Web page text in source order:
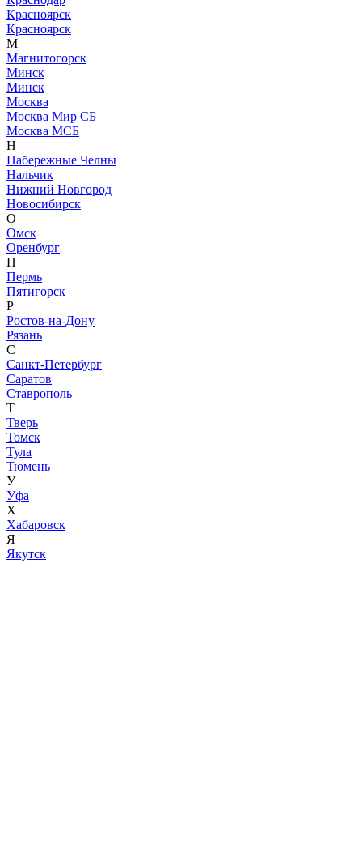
Красноярск
Красноярск
М
Магнитогорск
Минск
Минск
Москва
Москва Мир СБ
Москва МСБ
Н
Набережные Челны
Нальчик
Нижний Новгород
Новосибирск
О
Омск
Оренбург
П
Пермь
Пятигорск
Р
Ростов-на-Дону
Рязань
С
Санкт-Петербург
Саратов
Ставрополь
Т
Тверь
Томск
Тула
Тюмень
У
Уфа
Х
Хабаровск
Я
Якутск